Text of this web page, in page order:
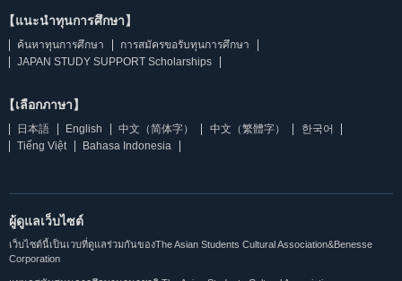
【แนะนำทุนการศึกษา】
ค้นหาทุนการศึกษา
การสมัครขอรับทุนการศึกษา
JAPAN STUDY SUPPORT Scholarships
【เลือกภาษา】
日本語 English 中文（简体字） 中文（繁體字）
한국어
Tiếng Việt
Bahasa Indonesia
ผู้ดูแลเว็บไซต์
เว็บไซต์นี้เป็นเวบที่ดูแลร่วมกันของThe Asian Students Cultural Association&Benesse
Corporation